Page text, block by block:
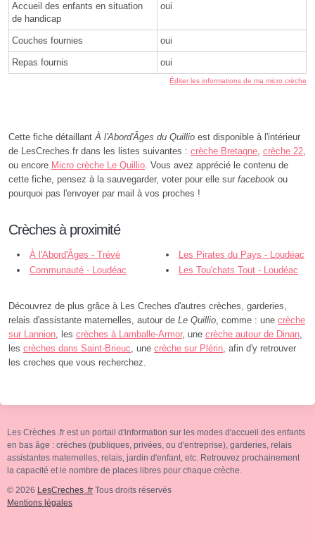
Accueil des enfants en situation
de handicap
oui
Couches fournies oui
Repas fournis oui
Éditer les informations de ma micro crèche
Cette fiche détaillantÀ l'Abord'Âges du Quillio est disponible à l'intérieur
de LesCreches.fr dans les listes suivantes : crèche Bretagne, crèche 22,
ou encore Micro crèche Le Quillio. Vous avez apprécié le contenu de
cette fiche, pensez à la sauvegarder, voter pour elle sur facebook ou
pourquoi pas l'envoyer par mail à vos proches !
Crèches à proximité
À l'Abord'Âges - Trévé
Les Pirates du Pays - Loudéac
Communauté - Loudéac
Les Tou'chats Tout - Loudéac
Découvrez de plus grâce à Les Creches d'autres crèches, garderies,
relais d'assistante maternelles, autour de Le Quillio, comme : une crèche
sur Lannion, les crèches à Lamballe-Armor, une crèche autour de Dinan,
les crèches dans Saint-Brieuc, une crèche sur Plérin, afin d'y retrouver
les creches que vous recherchez.
Les Crèches .fr est un portail d'information sur les modes d'accueil des enfants
en bas âge : crèches (publiques, privées, ou d'entreprise), garderies, relais
assistantes maternelles, relais, jardin d'enfant, etc. Retrouvez prochainement
la capacité et le nombre de places libres pour chaque crèche.
© 2026 LesCreches .fr Tous droits réservés
Mentions légales